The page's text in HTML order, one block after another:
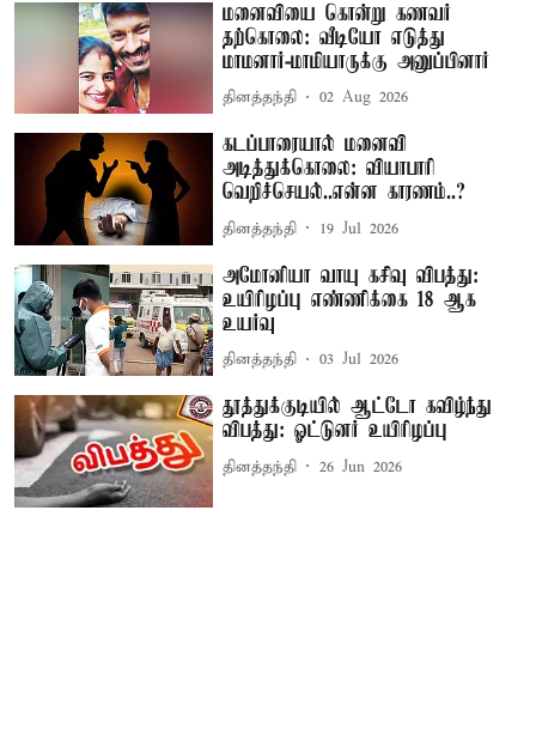
மனைவியை கொன்று கணவர்
தற்கொலை: வீடியோ எடுத்து
மாமனார்-மாமியாருக்கு அனுப்பினார்
தினத்தந்தி 02 Aug 2026
கடப்பாரையால் மனைவி
அடித்துக்கொலை: வியாபாரி
வெறிச்செயல்..என்ன காரணம்..?
தினத்தந்தி 19 Jul 2026
அமோனியா வாயு கசிவு விபத்து:
உயிரிழப்பு எண்ணிக்கை 18 ஆக
உயர்வு
தினத்தந்தி 03 Jul 2026
தூத்துக்குடியில் ஆட்டோ கவிழ்ந்து
விபத்து: ஓட்டுனர் உயிரிழப்பு
தினத்தந்தி 26 Jun 2026